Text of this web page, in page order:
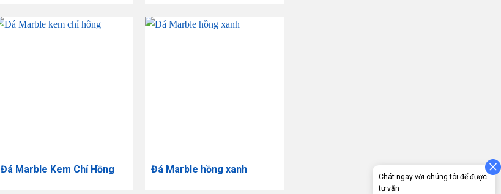
Đá Marble Kem Chỉ Hồng Đá Marble hồng xanh
Chát ngay với chúng tôi để được
tư vấn